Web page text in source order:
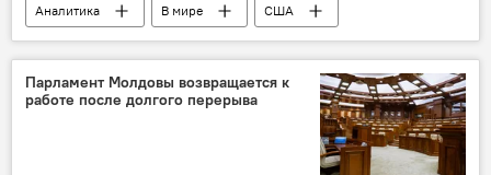
Аналитика В мире
США
Дональд Трамп
Парламент Молдовы возвращается к
работе после долгого перерыва